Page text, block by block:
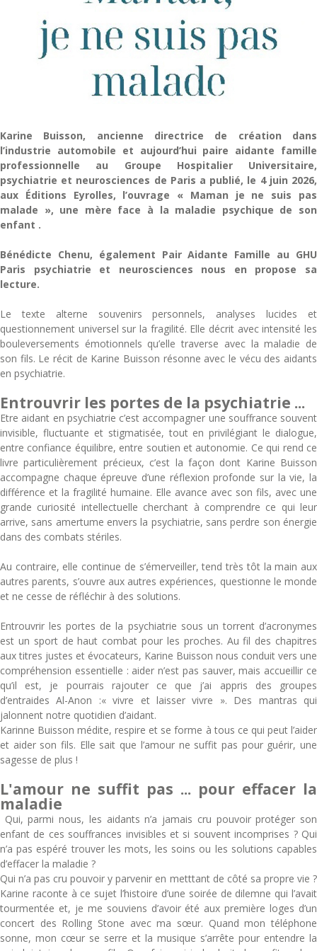
Karine Buisson, ancienne directrice de création dans
l’industrie automobile et aujourd’hui paire aidante famille
professionnelle au Groupe Hospitalier Universitaire,
psychiatrie et neurosciences de Paris a publié, le 4 juin 2026,
aux Éditions Eyrolles, l’ouvrage « Maman je ne suis pas
malade », une mère face à la maladie psychique de son
enfant .
Bénédicte Chenu, également Pair Aidante Famille au GHU
Paris psychiatrie et neurosciences nous en propose sa
lecture.
Le texte alterne souvenirs personnels, analyses lucides et
questionnement universel sur la fragilité. Elle décrit avec intensité les
bouleversements émotionnels qu’elle traverse avec la maladie de
son fils. Le récit de Karine Buisson résonne avec le vécu des aidants
en psychiatrie.
Entrouvrir les portes de la psychiatrie ...
Etre aidant en psychiatrie c’est accompagner une souffrance souvent
invisible, fluctuante et stigmatisée, tout en privilégiant le dialogue,
entre confiance équilibre, entre soutien et autonomie. Ce qui rend ce
livre particulièrement précieux, c’est la façon dont Karine Buisson
accompagne chaque épreuve d’une réflexion profonde sur la vie, la
différence et la fragilité humaine. Elle avance avec son fils, avec une
grande curiosité intellectuelle cherchant à comprendre ce qui leur
arrive, sans amertume envers la psychiatrie, sans perdre son énergie
dans des combats stériles.
Au contraire, elle continue de s’émerveiller, tend très tôt la main aux
autres parents, s’ouvre aux autres expériences, questionne le monde
et ne cesse de réfléchir à des solutions.
Entrouvrir les portes de la psychiatrie sous un torrent d’acronymes
est un sport de haut combat pour les proches. Au fil des chapitres
aux titres justes et évocateurs, Karine Buisson nous conduit vers une
compréhension essentielle : aider n’est pas sauver, mais accueillir ce
qu’il est, je pourrais rajouter ce que j’ai appris des groupes
d’entraides Al-Anon :« vivre et laisser vivre ». Des mantras qui
jalonnent notre quotidien d’aidant.
Karinne Buisson médite, respire et se forme à tous ce qui peut l’aider
et aider son fils. Elle sait que l’amour ne suffit pas pour guérir, une
sagesse de plus !
L'amour ne suffit pas ... pour effacer la
maladie
Qui, parmi nous, les aidants n’a jamais cru pouvoir protéger son
enfant de ces souffrances invisibles et si souvent incomprises ? Qui
n’a pas espéré trouver les mots, les soins ou les solutions capables
d’effacer la maladie ?
Qui n’a pas cru pouvoir y parvenir en metttant de côté sa propre vie ?
Karine raconte à ce sujet l’histoire d’une soirée de dilemne qui l’avait
tourmentée et, je me souviens d’avoir été aux première loges d’un
concert des Rolling Stone avec ma sœur. Quand mon téléphone
sonne, mon cœur se serre et la musique s’arrête pour entendre la